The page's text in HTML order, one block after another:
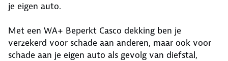
je eigen auto.
Met een WA+ Beperkt Casco dekking ben je
verzekerd voor schade aan anderen, maar ook voor
schade aan je eigen auto als gevolg van diefstal,